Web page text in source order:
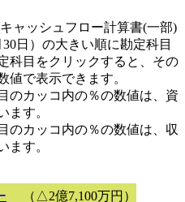
ャッシュフロー計算書(一部)
日）の大きい順に勘定科目
科目をクリックすると、その
値で表示できます。
のカッコ内の％の数値は、資
ます。
のカッコ内の％の数値は、収
ます。
（△2億7,100万円）